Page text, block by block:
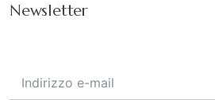
Newsletter